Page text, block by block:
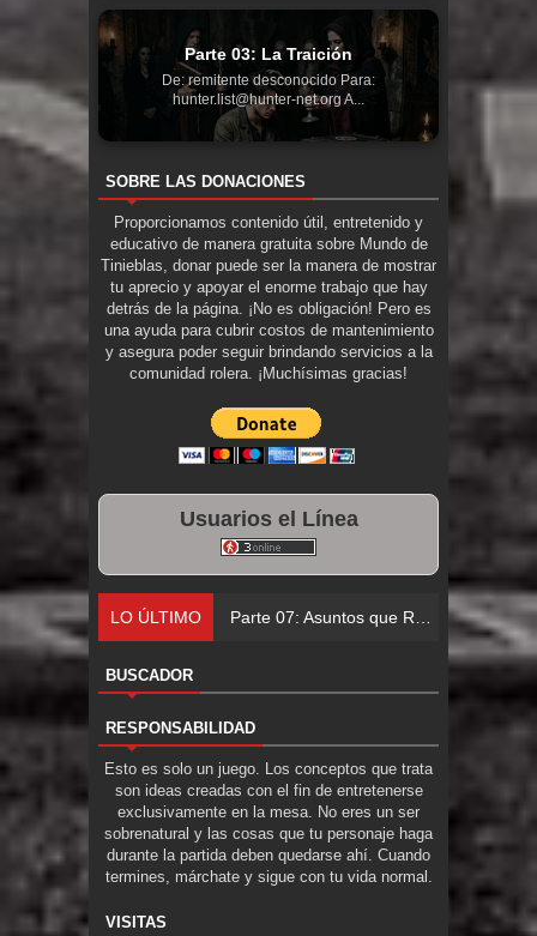
Parte 03: La Traición
De: remitente desconocido Para:
hunter.list@hunter-net.org A...
SOBRE LAS DONACIONES
Proporcionamos contenido útil, entretenido y
educativo de manera gratuita sobre Mundo de
Tinieblas, donar puede ser la manera de mostrar
tu aprecio y apoyar el enorme trabajo que hay
detrás de la página. ¡No es obligación! Pero es
una ayuda para cubrir costos de mantenimiento
y asegura poder seguir brindando servicios a la
comunidad rolera. ¡Muchísimas gracias!
Usuarios el Línea
LO ÚLTIMO Parte 07: Asuntos que Resolver
BUSCADOR
RESPONSABILIDAD
Esto es solo un juego. Los conceptos que trata
son ideas creadas con el fin de entretenerse
exclusivamente en la mesa. No eres un ser
sobrenatural y las cosas que tu personaje haga
durante la partida deben quedarse ahí. Cuando
termines, márchate y sigue con tu vida normal.
VISITAS